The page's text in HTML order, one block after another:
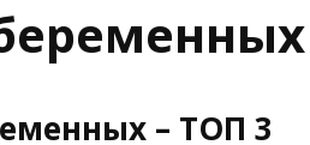
– ТОП 3